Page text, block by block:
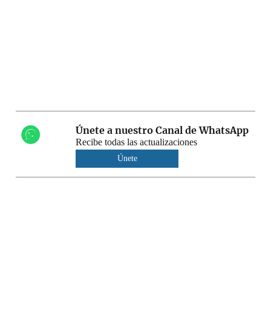
Únete a nuestro Canal de WhatsApp
Recibe todas las actualizaciones
Únete